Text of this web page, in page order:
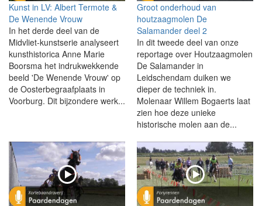
Kunst in LV: Albert Termote &
De Wenende Vrouw
In het derde deel van de
Midvliet-kunstserie analyseert
kunsthistorica Anne Marie
Boorsma het indrukwekkende
beeld 'De Wenende Vrouw' op
de Oosterbegraafplaats in
Voorburg. Dit bijzondere werk...
Groot onderhoud van
houtzaagmolen De
Salamander deel 2
In dit tweede deel van onze
reportage over Houtzaagmolen
De Salamander in
Leidschendam duiken we
dieper de techniek in.
Molenaar Willem Bogaerts laat
zien hoe deze unieke
historische molen aan de...